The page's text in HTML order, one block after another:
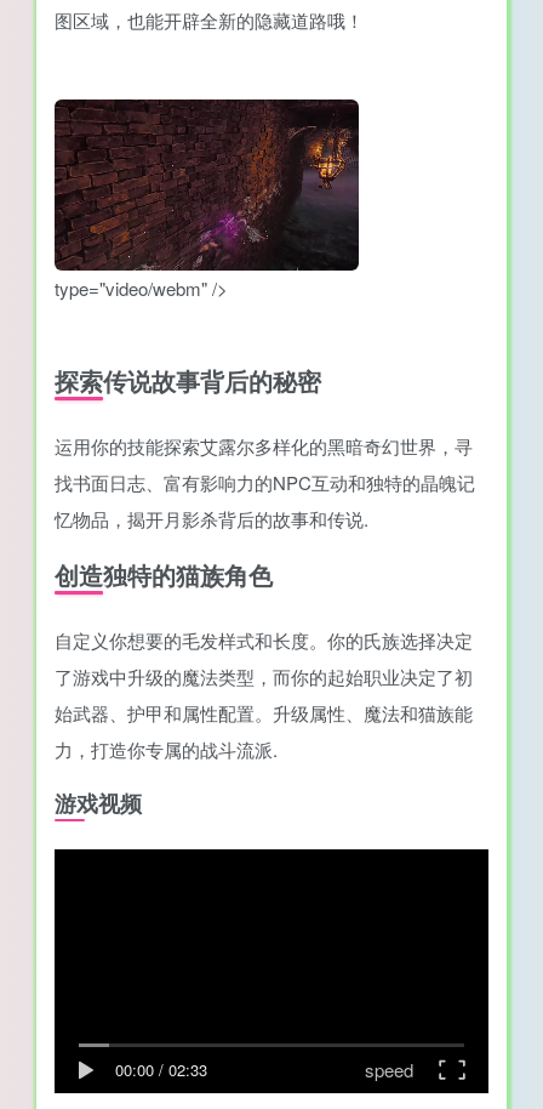
图区域，也能开辟全新的隐藏道路哦！
type="video/webm" />
探索传说故事背后的秘密
运用你的技能探索艾露尔多样化的黑暗奇幻世界，寻
找书面日志、富有影响力的NPC互动和独特的晶魄记
忆物品，揭开月影杀背后的故事和传说.
创造独特的猫族角色
自定义你想要的毛发样式和长度。你的氏族选择决定
了游戏中升级的魔法类型，而你的起始职业决定了初
始武器、护甲和属性配置。升级属性、魔法和猫族能
力，打造你专属的战斗流派.
游戏视频
00:00 / 02:33 speed